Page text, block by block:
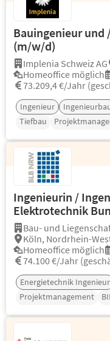
Bauingenieur
(m/w/d)
Implenia Schweiz AG
Homeoffice möglich
73.209,4 €/Jahr
Ingenieur
Tiefbau
Ingenieurin /
Elektrotechnik
Bau- und
Köln, Nordrhein-
Homeoffice möglich
74.100 €/Jahr
Energietechnik Ingenieur
Projektmanagement